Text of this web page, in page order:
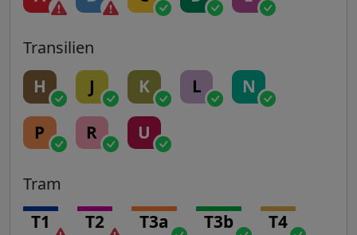
Transilien
H J K L N
P R U
Tram
T1 T2 T3a T3b T4